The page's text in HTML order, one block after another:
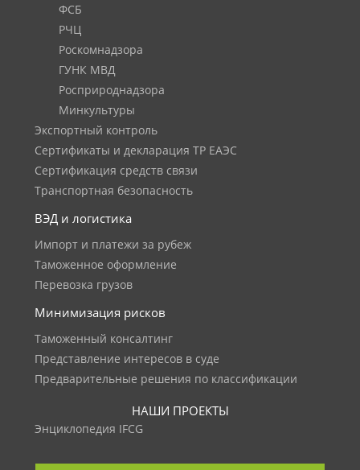
ФСБ
РЧЦ
Роскомнадзора
ГУНК МВД
Росприроднадзора
Минкультуры
Экспортный контроль
Сертификаты и декларация ТР ЕАЭС
Сертификация средств связи
Транспортная безопасность
ВЭД и логистика
Импорт и платежи за рубеж
Таможенное оформление
Перевозка грузов
Минимизация рисков
Таможенный консалтинг
Представление интересов в суде
Предварительные решения по классификации
НАШИ ПРОЕКТЫ
Энциклопедия IFCG